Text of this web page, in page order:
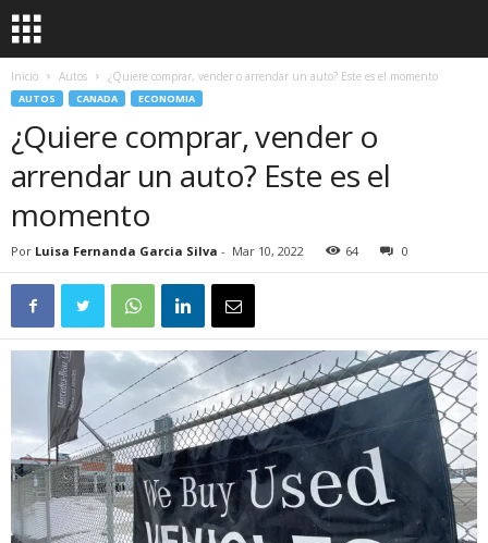
Inicio Autos ¿Quiere comprar, vender o arrendar un auto? Este es el momento
AUTOS CANADA ECONOMIA
¿Quiere comprar, vender o
arrendar un auto? Este es el
momento
Por Luisa Fernanda Garcia Silva - Mar 10, 2022 64 0